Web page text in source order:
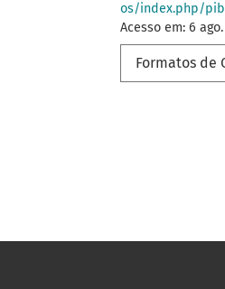
os/index.php/
Acesso em: 6
Formatos de